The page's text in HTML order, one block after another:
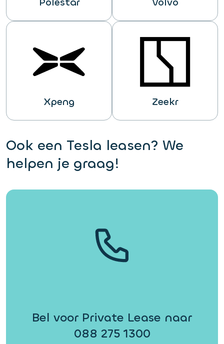
Xpeng Zeekr
Ook een Tesla leasen? We
helpen je graag!
Bel voor Private Lease naar
088 275 1300